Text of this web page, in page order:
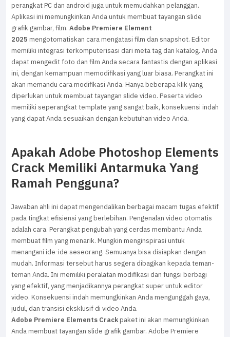
perangkat PC dan android juga untuk memudahkan pelanggan.
Aplikasi ini memungkinkan Anda untuk membuat tayangan slide
grafik gambar, film. Adobe Premiere Element
2025 mengotomatiskan cara mengatasi film dan snapshot. Editor
memiliki integrasi terkomputerisasi dari meta tag dan katalog. Anda
dapat mengedit foto dan film Anda secara fantastis dengan aplikasi
ini, dengan kemampuan memodifikasi yang luar biasa. Perangkat ini
akan memandu cara modifikasi Anda. Hanya beberapa klik yang
diperlukan untuk membuat tayangan slide video. Peserta video
memiliki seperangkat template yang sangat baik, konsekuensi indah
yang dapat Anda sesuaikan dengan kebutuhan video Anda.
Apakah Adobe Photoshop Elements
Crack Memiliki Antarmuka Yang
Ramah Pengguna?
Jawaban ahli ini dapat mengendalikan berbagai macam tugas efektif
pada tingkat efisiensi yang berlebihan. Pengenalan video otomatis
adalah cara. Perangkat pengubah yang cerdas membantu Anda
membuat film yang menarik. Mungkin menginspirasi untuk
menangani ide-ide seseorang. Semuanya bisa disiapkan dengan
mudah. Informasi tersebut harus segera dibagikan kepada teman-
teman Anda. Ini memiliki peralatan modifikasi dan fungsi berbagi
yang efektif, yang menjadikannya perangkat super untuk editor
video. Konsekuensi indah memungkinkan Anda mengunggah gaya,
judul, dan transisi eksklusif di video Anda.
Adobe Premiere Elements Crackpaket ini akan memungkinkan
Anda membuat tayangan slide grafik gambar. Adobe Premiere